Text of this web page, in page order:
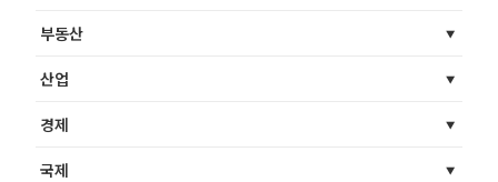
부동산
산업
경제
국제